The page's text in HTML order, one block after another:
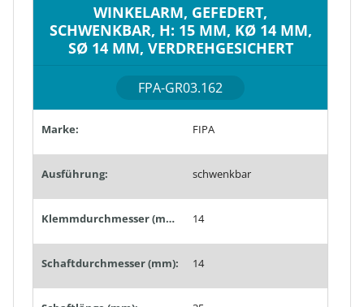
WINKELARM, GEFEDERT,
SCHWENKBAR, H: 15 MM, KØ 14 MM,
SØ 14 MM, VERDREHGESICHERT
FPA-GR03.162
Marke: FIPA
Ausführung: schwenkbar
Klemmdurchmesser (mm): 14
Schaftdurchmesser (mm): 14